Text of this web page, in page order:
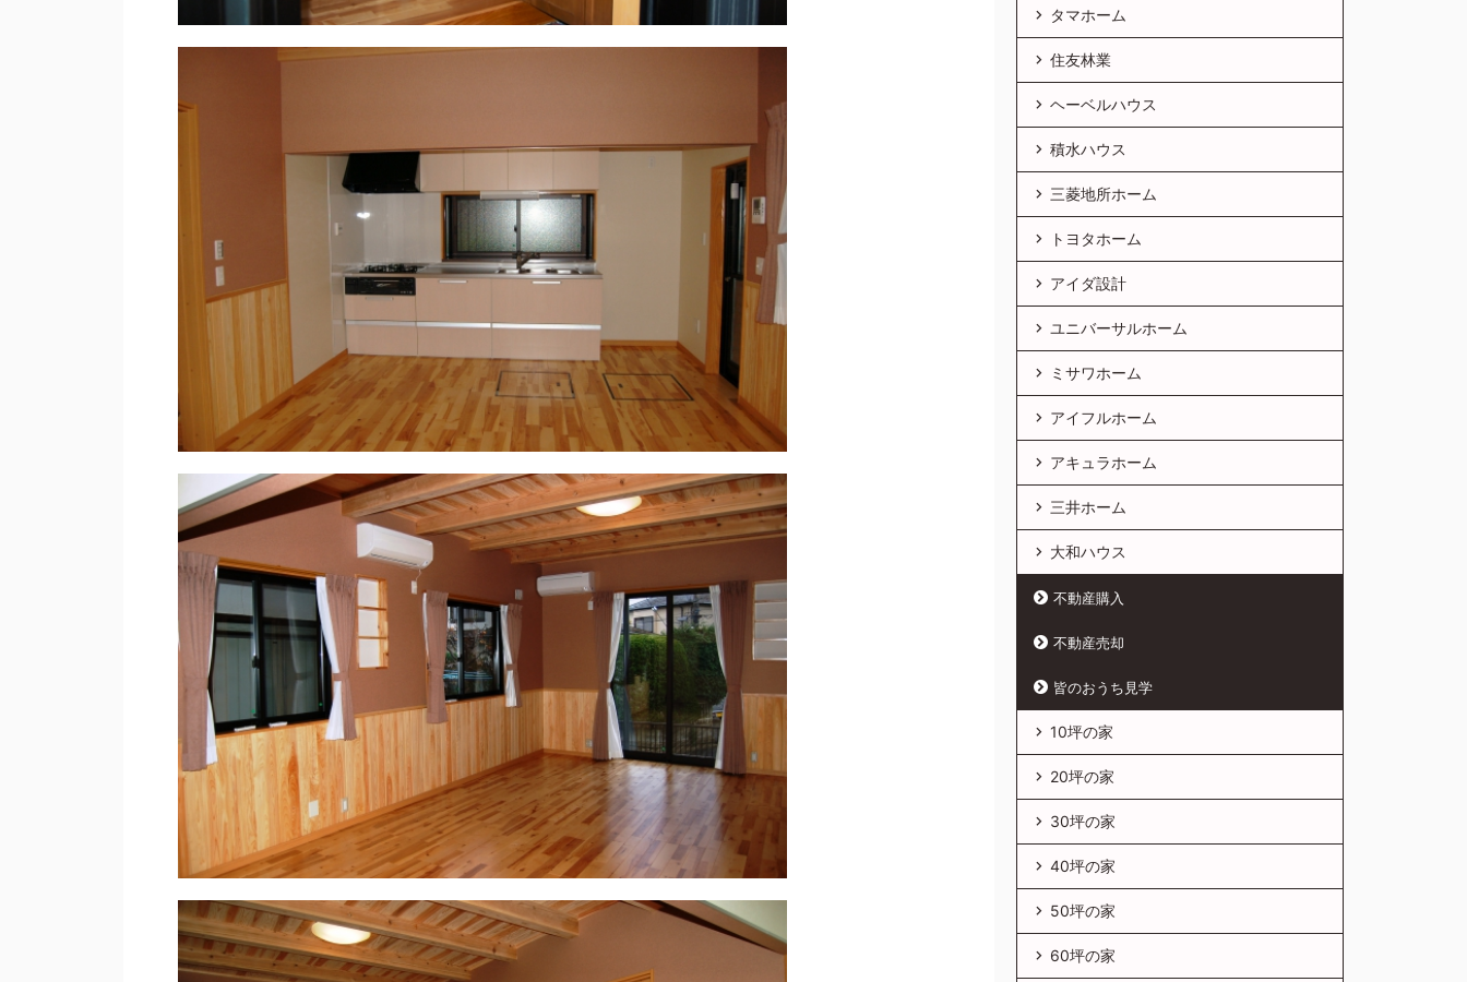
タマホーム
住友林業
ヘーベルハウス
積水ハウス
三菱地所ホーム
トヨタホーム
アイダ設計
ユニバーサルホーム
ミサワホーム
アイフルホーム
アキュラホーム
三井ホーム
大和ハウス
不動産購入
不動産売却
皆のおうち見学
10坪の家
20坪の家
30坪の家
40坪の家
50坪の家
60坪の家